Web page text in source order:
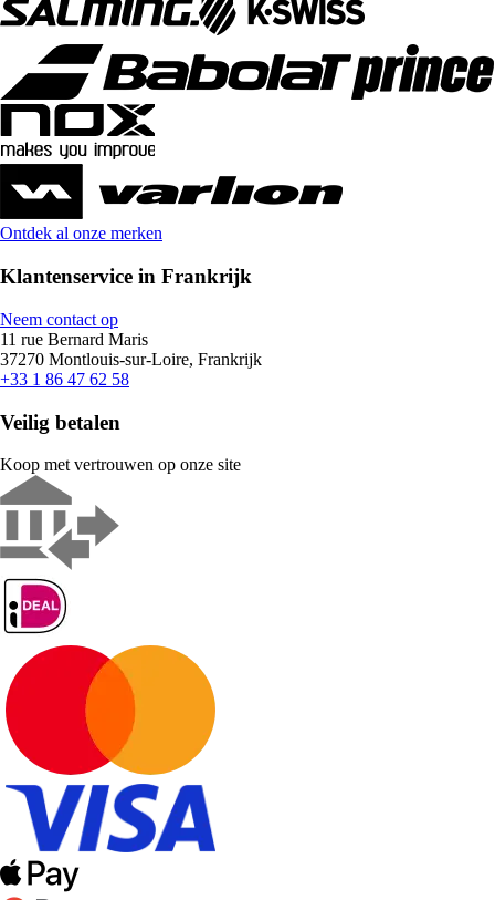
Ontdek al onze merken
Klantenservice in Frankrijk
Neem contact op
11 rue Bernard Maris
37270 Montlouis-sur-Loire, Frankrijk
+33 1 86 47 62 58
Veilig betalen
Koop met vertrouwen op onze site